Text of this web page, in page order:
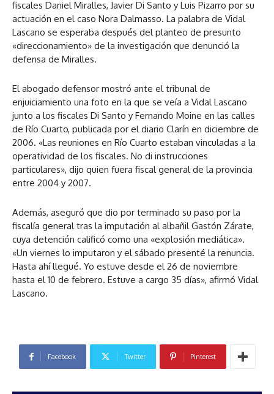
fiscales Daniel Miralles, Javier Di Santo y Luis Pizarro por su
actuación en el caso Nora Dalmasso. La palabra de Vidal
Lascano se esperaba después del planteo de presunto
«direccionamiento» de la investigación que denunció la
defensa de Miralles.
El abogado defensor mostró ante el tribunal de
enjuiciamiento una foto en la que se veía a Vidal Lascano
junto a los fiscales Di Santo y Fernando Moine en las calles
de Río Cuarto, publicada por el diario Clarín en diciembre de
2006. «Las reuniones en Río Cuarto estaban vinculadas a la
operatividad de los fiscales. No di instrucciones
particulares», dijo quien fuera fiscal general de la provincia
entre 2004 y 2007.
Además, aseguró que dio por terminado su paso por la
fiscalía general tras la imputación al albañil Gastón Zárate,
cuya detención calificó como una «explosión mediática».
«Un viernes lo imputaron y el sábado presenté la renuncia.
Hasta ahí llegué. Yo estuve desde el 26 de noviembre
hasta el 10 de febrero. Estuve a cargo 35 días», afirmó Vidal
Lascano.
Facebook Twitter Pinterest